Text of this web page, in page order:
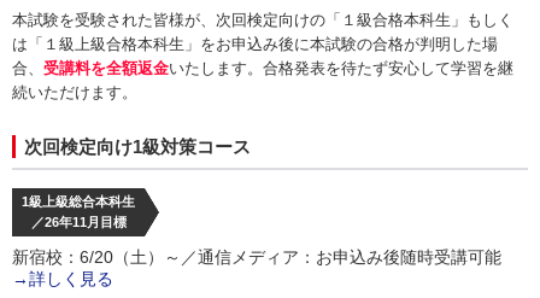
本試験を受験された皆様が、次回検定向けの「１級合格本科生」もしく
は「１級上級合格本科生」をお申込み後に本試験の合格が判明した場
合、 受講料を全額返金いたします。合格発表を待たず安心して学習を継
続いただけます。
次回検定向け1級対策コース
1級上級総合本科生
／26年11月目標
新宿校：6/20（土）～／通信メディア：お申込み後随時受講可能
→詳しく見る